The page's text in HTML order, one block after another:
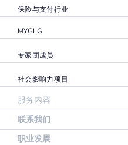
保险与支付行业
MYGLG
专家团成员
社会影响力项目
服务内容
联系我们
职业发展